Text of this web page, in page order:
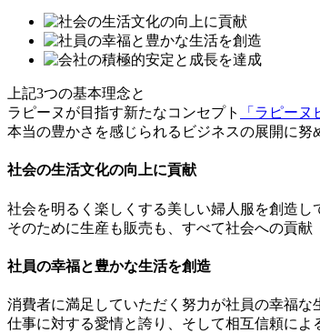
上記3つの基本理念と
ラピーヌが目指す新たなコンセプト
「ラピーヌ
本当の豊かさを感じられるビジネスの展開に努
社会の生活文化の向上に貢献
社会を明るく楽しくする美しい婦人服を創造し
そのために生産も販売も、すべて社会への貢
社員の幸福と豊かな生活を創造
消費者に満足していただく努力が社員の幸福な
仕事に対する愛情と誇り、そして相互信頼によ